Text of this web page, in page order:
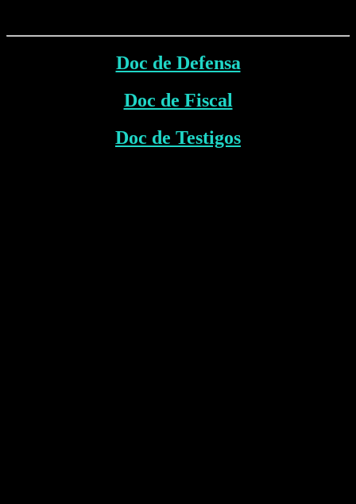
Doc de Defensa
Doc de Fiscal
Doc de Testigos